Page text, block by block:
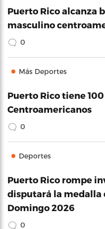
Puerto Rico alcanza
masculino
0
Más Deportes
Puerto Rico tiene
Centroamericanos
0
Deportes
Puerto Rico rompe
disputará la medalla
Domingo 2026
0